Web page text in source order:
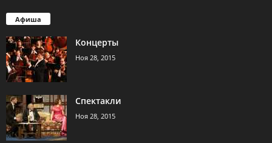
Афиша
Концерты
Ноя 28, 2015
Спектакли
Ноя 28, 2015